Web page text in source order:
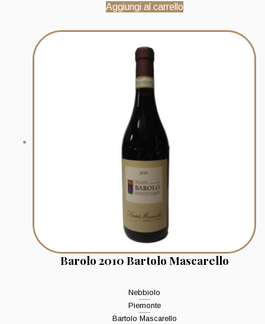
Aggiungi al carrello
Barolo 2010 Bartolo Mascarello
Nebbiolo
Piemonte
Bartolo Mascarello